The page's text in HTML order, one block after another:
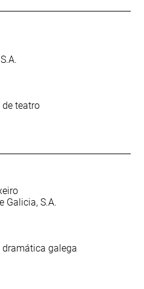
de teatro
Galicia, S.A.
dramática galega